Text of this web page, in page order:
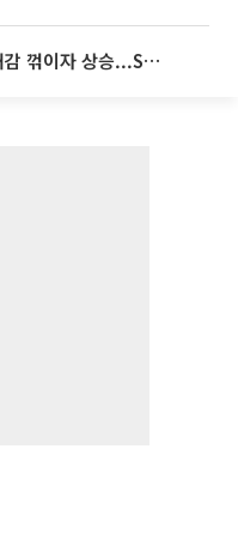
뉴욕증시, 연준 금리인상 기대감 꺾이자 상승...S&P500 사상 최고치 [종합]